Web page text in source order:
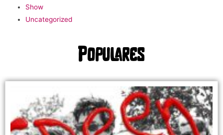
Show
Uncategorized
Populares